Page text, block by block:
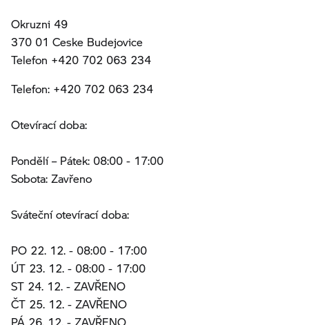
Okruzni 49
370 01 Ceske Budejovice
Telefon +420 702 063 234
Telefon: +420 702 063 234
Otevírací doba:
Pondělí – Pátek: 08:00 - 17:00
Sobota: Zavřeno
Sváteční otevírací doba:
PO 22. 12. - 08:00 - 17:00
ÚT 23. 12. - 08:00 - 17:00
ST 24. 12. - ZAVŘENO
ČT 25. 12. - ZAVŘENO